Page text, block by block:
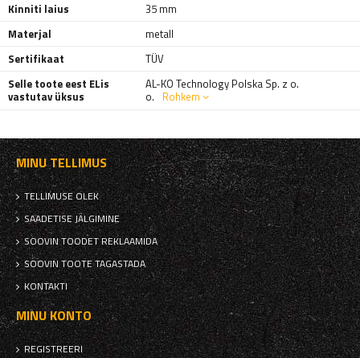
Kinniti laius
35 mm
Materjal
metall
Sertifikaat
TÜV
Selle toote eest ELis
vastutav üksus
AL-KO Technology Polska Sp. z o.
o. Rohkem
MINU TELLIMUS
TELLIMUSE OLEK
SAADETISE JÄLGIMINE
SOOVIN TOODET REKLAAMIDA
SOOVIN TOOTE TAGASTADA
KONTAKTI
MINU KONTO
REGISTREERI